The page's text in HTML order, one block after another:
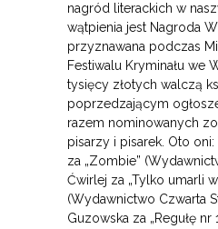
nagród literackich w
wątpienia jest Nagroda
przyznawana podczas
Festiwalu Kryminału we
tysięcy złotych walczą
poprzedzającym
razem nominowanych
pisarzy i pisarek. Oto
za „Zombie”
Ćwirlej za „Tylko umarli
(Wydawnictwo Czwarta
Guzowska za „Regułę